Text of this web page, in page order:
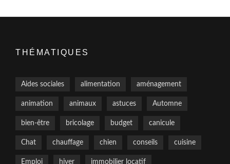
THÉMATIQUES
Aides sociales alimentation aménagement
animation animaux astuces Automne
bien-être bricolage budget canicule
Chat chauffage chien conseils cuisine
Emploi hiver immobilier locatif